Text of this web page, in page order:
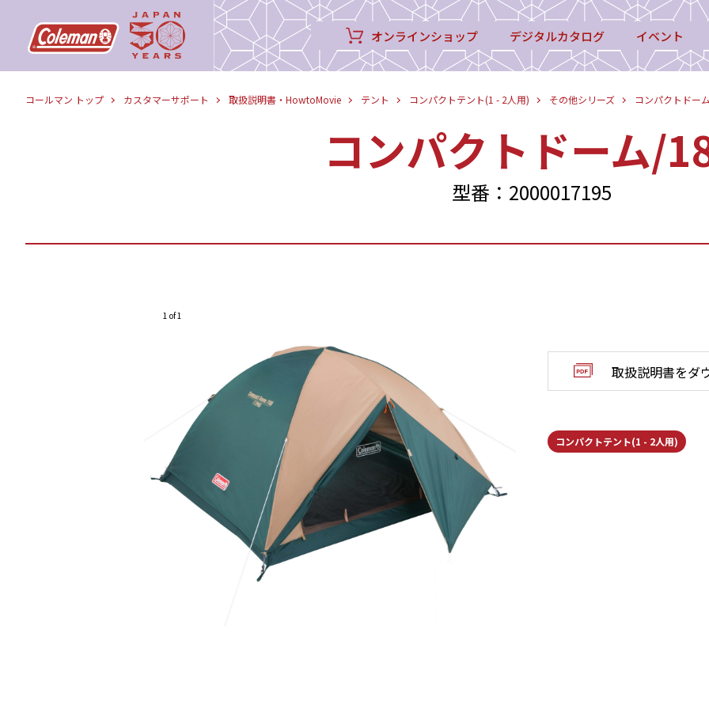
オンラインショップ デジタルカタログ イベント
コールマン トップ カスタマーサポート 取扱説明書・HowtoMovie テント コンパクトテント(1 - 2人用) その他シリーズ コンパクトドー
コンパクトドーム/
型番：2000017195
1 of 1
取扱説明書をダ
コンパクトテント(1 - 2人用)